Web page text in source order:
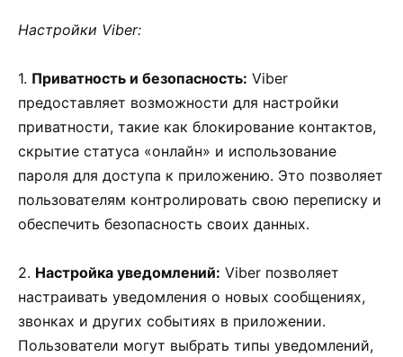
Настройки Viber:
1. Приватность и безопасность: Viber
предоставляет возможности для настройки
приватности, такие как блокирование контактов,
скрытие статуса «онлайн» и использование
пароля для доступа к приложению. Это позволяет
пользователям контролировать свою переписку и
обеспечить безопасность своих данных.
2. Настройка уведомлений: Viber позволяет
настраивать уведомления о новых сообщениях,
звонках и других событиях в приложении.
Пользователи могут выбрать типы уведомлений,